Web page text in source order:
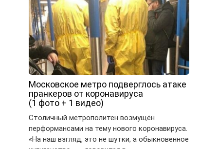
Московское метро подверглось атаке
пранкеров от коронавируса
(1 фото + 1 видео)
Столичный метрополитен возмущён
перформансами на тему нового коронавируса.
«На наш взгляд, это не шутки, а обыкновенное